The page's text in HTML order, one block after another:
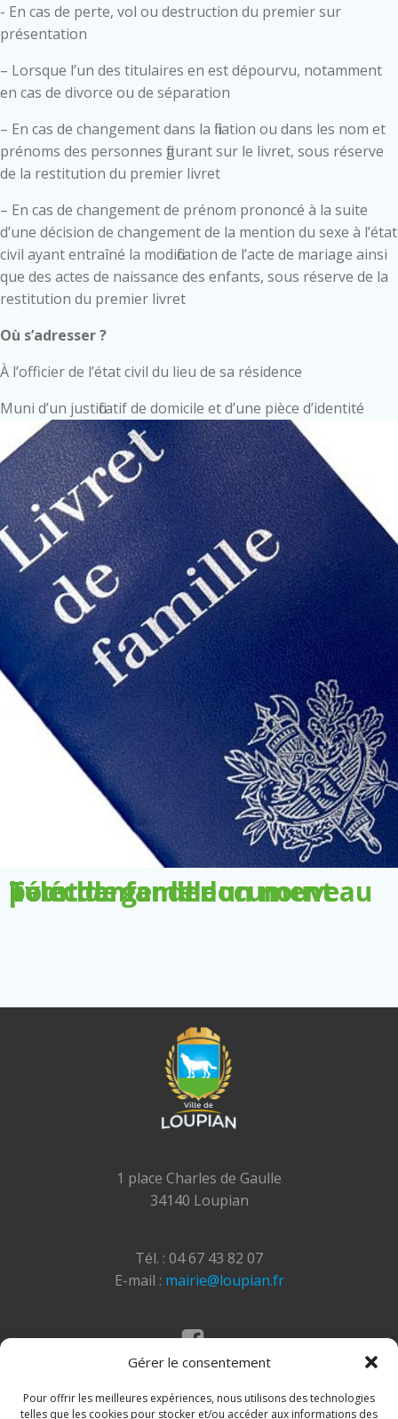
Gérer le consentement
Pour offrir les meilleures expériences, nous utilisons des technologies
telles que les cookies pour stocker et/ou accéder aux informations des
- En cas de perte, vol ou destruction du premier sur
présentation
– Lorsque l’un des titulaires en est dépourvu, notamment
en cas de divorce ou de séparation
– En cas de changement dans la filiation ou dans les nom et
prénoms des personnes figurant sur le livret, sous réserve
de la restitution du premier livret
– En cas de changement de prénom prononcé à la suite
d’une décision de changement de la mention du sexe à l’état
civil ayant entraîné la modification de l’acte de mariage ainsi
que des actes de naissance des enfants, sous réserve de la
restitution du premier livret
Où s’adresser ?
À l’officier de l’état civil du lieu de sa résidence
Muni d’un justificatif de domicile et d’une pièce d’identité
Télécharger le document pour demander un nouveau livret de famille
1 place Charles de Gaulle
34140 Loupian
Tél. : 04 67 43 82 07
E-mail : mairie@loupian.fr